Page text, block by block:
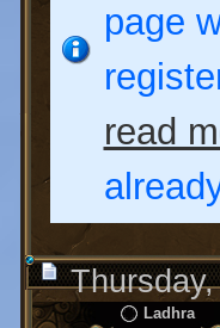
page
read
Ladhra